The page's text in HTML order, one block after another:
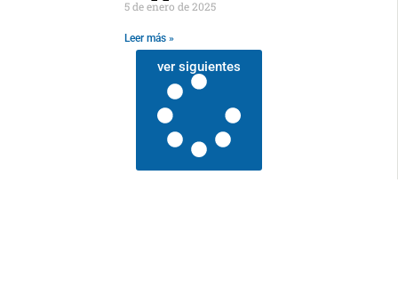
5 de enero de 2025
Leer más »
ver siguientes